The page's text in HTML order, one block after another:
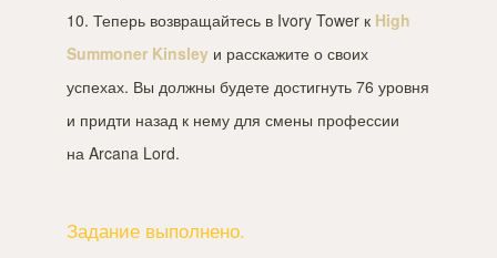
10. Теперь возвращайтесь в Ivory Tower к High
Summoner Kinsley и расскажите о своих
успехах. Вы должны будете достигнуть 76 уровня
и придти назад к нему для смены профессии
на Arcana Lord.
Задание выполнено.